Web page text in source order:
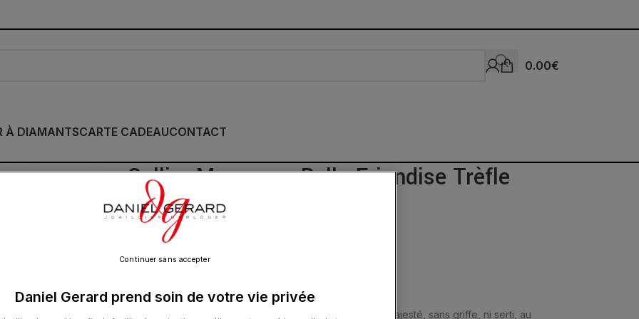
0.00€
À DIAMANTSCARTE CADEAUCONTACT
Collier Morganne Bello Friandise Trèfle
Amazonite Or Jaune
950.00
Cette collection emblématique met les pierres fines en majesté, sans griffe, ni serti, au
Daniel Gerard prend soin de votre vie privée
Continuer sans accepter